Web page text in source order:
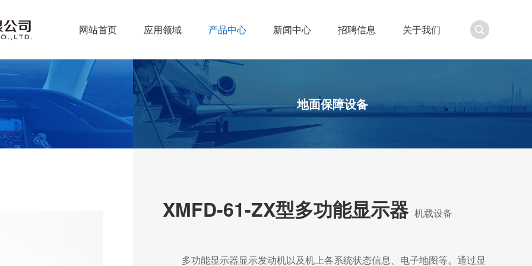
网站首页 应用领域 产品中心 新闻中心 招聘信息 关于我们
地面保障设备
XMFD-61-ZX型多功能显示器 机载设备
多功能显示器显示发动机以及机上各系统状态信息、电子地图等。通过显